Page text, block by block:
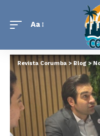
Aa
Revista Corumba > Blog >